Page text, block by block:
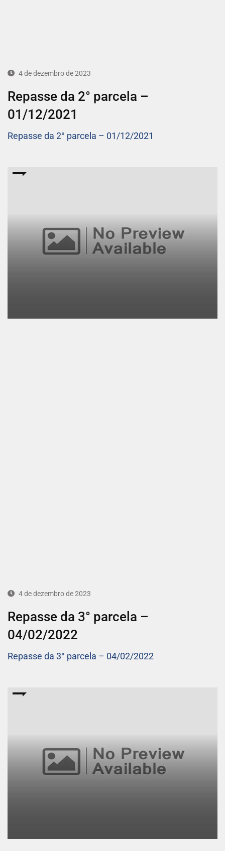
4 de dezembro de 2023
Repasse da 2° parcela –
01/12/2021
Repasse da 2° parcela – 01/12/2021
4 de dezembro de 2023
Repasse da 3° parcela –
04/02/2022
Repasse da 3° parcela – 04/02/2022